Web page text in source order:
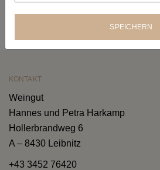
SPEICHERN
KONTAKT
Weingut
Hannes und Petra Harkamp
Hollerbrandweg 6
A – 8430 Leibnitz
+43 3452 76420